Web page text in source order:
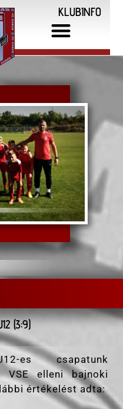
KLUBINFO
(3:9)
es csapatunk
VSE elleni bajnoki
értékelést adta: